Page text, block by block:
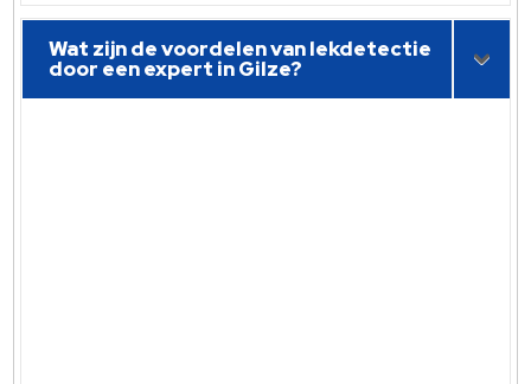
Wat zijn de voordelen van lekdetectie
door een expert in Gilze?